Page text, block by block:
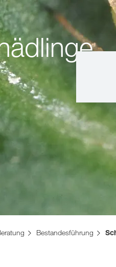
sich auf der KWS Website für
Bestandesführung